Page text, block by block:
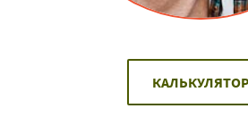
КАЛЬКУЛЯТОР